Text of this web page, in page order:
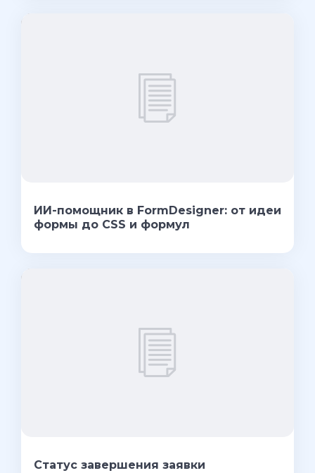
ИИ-помощник в FormDesigner: от идеи
формы до CSS и формул
Статус завершения заявки